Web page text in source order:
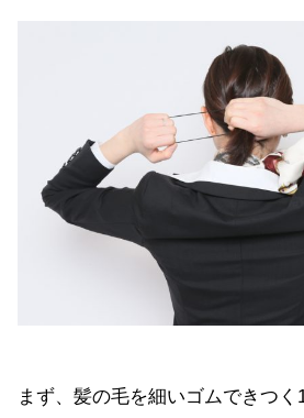
まず、髪の毛を細いゴムできつく